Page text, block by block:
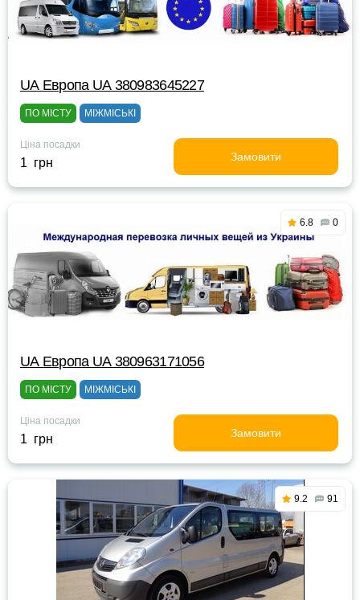
UА Европа UА 380983645227
ПО МІСТУ МІЖМІСЬКІ
Ціна посадки
1 грн Замовити
6.8 0
UА Европа UА 380963171056
ПО МІСТУ МІЖМІСЬКІ
Ціна посадки
1 грн Замовити
9.2 91